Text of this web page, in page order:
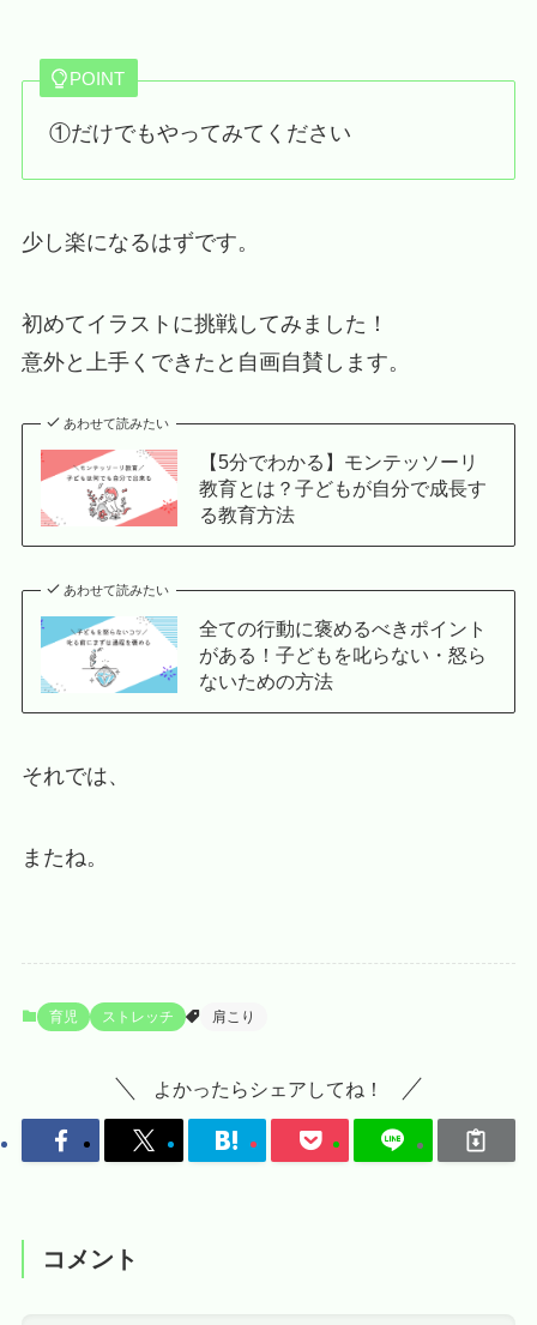
POINT
①だけでもやってみてください
少し楽になるはずです。
初めてイラストに挑戦してみました！
意外と上手くできたと自画自賛します。
あわせて読みたい
【5分でわかる】モンテッソーリ
教育とは？子どもが自分で成長す
る教育方法
あわせて読みたい
全ての行動に褒めるべきポイント
がある！子どもを叱らない・怒ら
ないための方法
それでは、
またね。
育児 ストレッチ 肩こり
よかったらシェアしてね！
コメント